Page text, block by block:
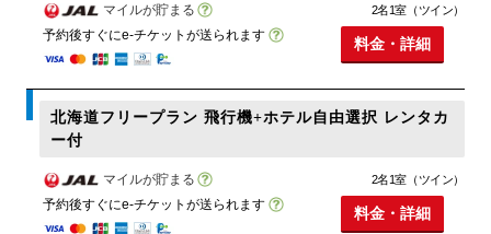
マイルが貯まる
予約後すぐにe-チケットが送られます
2名1室（ツイン）
料金・詳細
北海道フリープラン 飛行機+ホテル自由選択 レンタカ
ー付
マイルが貯まる
予約後すぐにe-チケットが送られます
2名1室（ツイン）
料金・詳細